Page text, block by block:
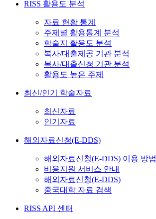
RISS 활용도 분석
자료 현황 통계
주제별 활용통계 분석
학술지 활용도 분석
복사/대출제공 기관 분석
복사/대출신청 기관 분석
활용도 높은 주제
최신/인기 학술자료
최신자료
인기자료
해외자료신청(E-DDS)
해외자료신청(E-DDS) 이용 방법
비용지원 서비스 안내
해외자료신청(E-DDS)
중국대학 자료 검색
RISS API 센터